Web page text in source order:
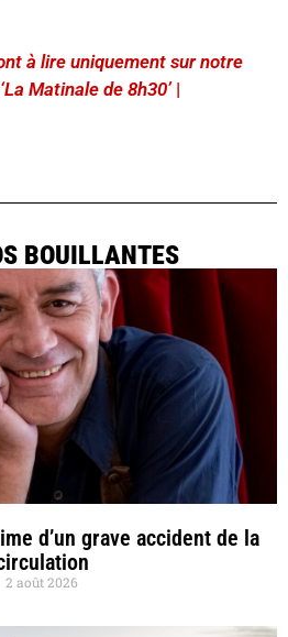
à lire uniquement sur notre
Matinale de 8h30’ |
BOUILLANTES
d’un grave accident de la
2 août 2026